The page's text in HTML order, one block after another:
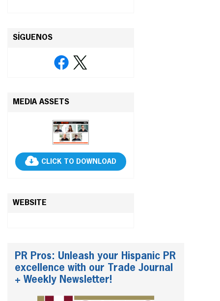
SÍGUENOS
MEDIA ASSETS
CLICK TO DOWNLOAD
WEBSITE
PR Pros: Unleash your Hispanic PR
excellence with our Trade Journal
+ Weekly Newsletter!